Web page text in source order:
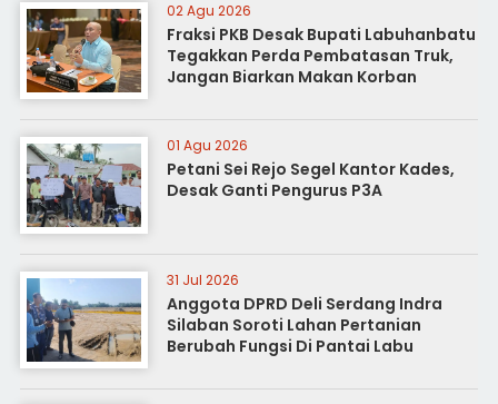
02 Agu 2026
Fraksi PKB Desak Bupati Labuhanbatu
Tegakkan Perda Pembatasan Truk,
Jangan Biarkan Makan Korban
01 Agu 2026
Petani Sei Rejo Segel Kantor Kades,
Desak Ganti Pengurus P3A
31 Jul 2026
Anggota DPRD Deli Serdang Indra
Silaban Soroti Lahan Pertanian
Berubah Fungsi Di Pantai Labu